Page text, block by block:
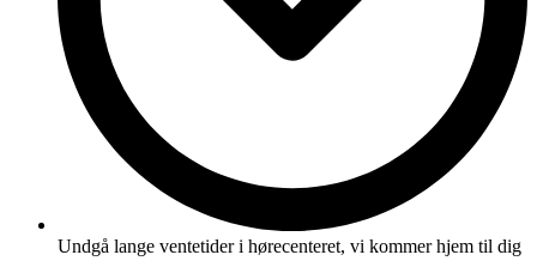
Undgå lange ventetider i hørecenteret, vi kommer hjem til dig